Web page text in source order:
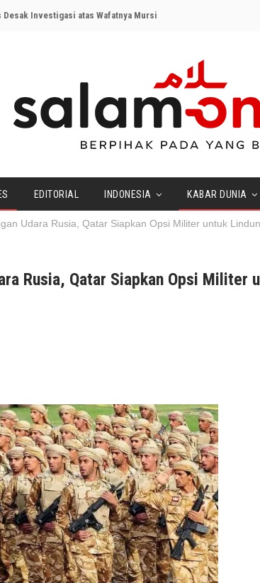
Investigasi atas Wafatnya Mursi
EDITORIAL INDONESIA KABAR DUNIA
Udara Rusia, Qatar Siapkan Opsi Militer untuk
Rusia, Qatar Siapkan Opsi Militer